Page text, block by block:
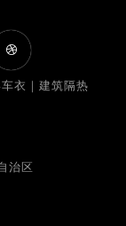
衣｜建筑隔热
治区